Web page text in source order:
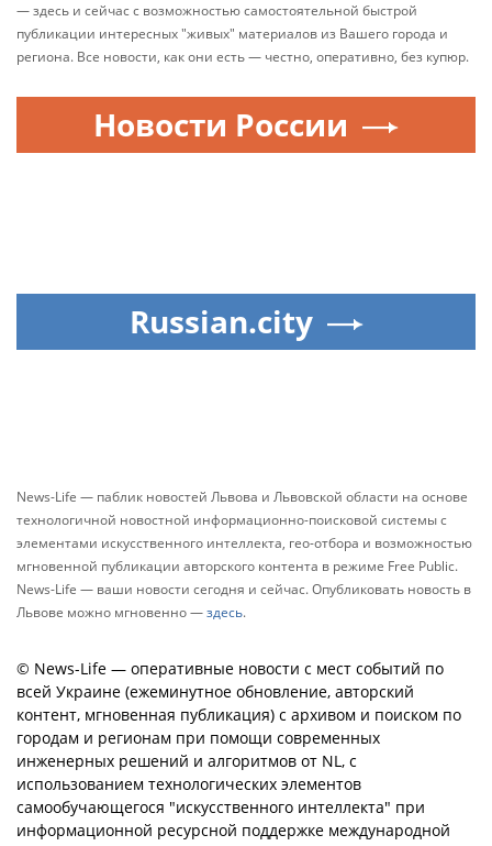
— здесь и сейчас с возможностью самостоятельной быстрой
публикации интересных "живых" материалов из Вашего города и
региона. Все новости, как они есть — честно, оперативно, без купюр.
Новости России
Russian.city
News-Life — паблик новостей Львова и Львовской области на основе
технологичной новостной информационно-поисковой системы с
элементами искусственного интеллекта, гео-отбора и возможностью
мгновенной публикации авторского контента в режиме Free Public.
News-Life — ваши новости сегодня и сейчас. Опубликовать новость в
Львове можно мгновенно —здесь.
© News-Life — оперативные новости с мест событий по
всей Украине (ежеминутное обновление, авторский
контент, мгновенная публикация) с архивом и поиском по
городам и регионам при помощи современных
инженерных решений и алгоритмов от NL, с
использованием технологических элементов
самообучающегося "искусственного интеллекта" при
информационной ресурсной поддержке международной